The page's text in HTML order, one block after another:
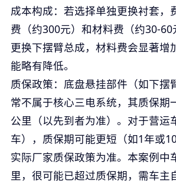
成本构成：若选择单独更换衬套，
费（约300元）和材料费（约30-
更换下摆臂总成，材料费会显著增
能略有降低。
质保政策：底盘悬挂部件（如下摆
常不属于核心三电系统，其质保期
公里（以先到者为准）。对于营运
车），质保期可能更短（如1年或
实际厂家质保政策为准。本案例中
里，很可能已超过质保期，需车主